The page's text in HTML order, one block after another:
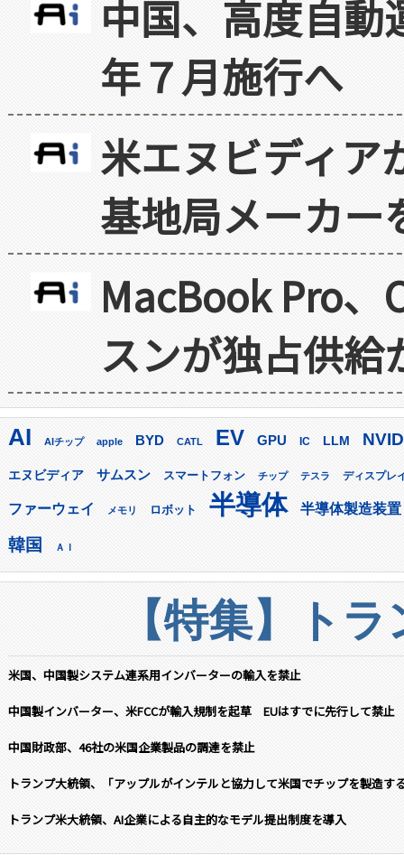
中国、高度自
年７月施行へ
米エヌビディア
基地局メーカー
MacBook Pro
スンが独占供給
AI AIチップ apple BYD CATL EV GPU IC LLM
エヌビディア サムスン スマートフォン チップ テスラ ディスプレ
ファーウェイ メモリ ロボット 半導体 半導体製造装置
韓国 ＡＩ
【特集】ト
米国、中国製システム連系用インバーターの輸入を禁止
中国製インバーター、米FCCが輸入規制を起草 EUはすでに先行して禁止
中国財政部、46社の米国企業製品の調達を禁止
トランプ大統領、「アップルがインテルと協力して米国でチップを製造す
トランプ米大統領、AI企業による自主的なモデル提出制度を導入